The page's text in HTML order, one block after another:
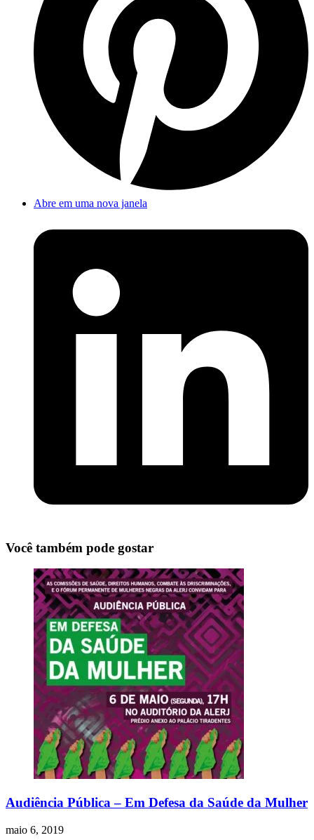
Abre em uma nova janela
Você também pode gostar
Audiência Pública – Em Defesa da Saúde da Mulher
maio 6, 2019